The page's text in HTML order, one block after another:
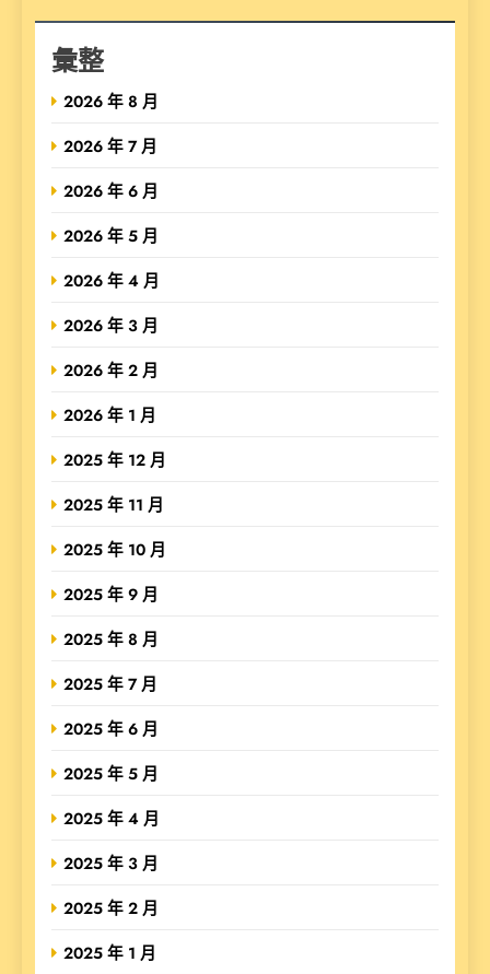
彙整
2026 年 8 月
2026 年 7 月
2026 年 6 月
2026 年 5 月
2026 年 4 月
2026 年 3 月
2026 年 2 月
2026 年 1 月
2025 年 12 月
2025 年 11 月
2025 年 10 月
2025 年 9 月
2025 年 8 月
2025 年 7 月
2025 年 6 月
2025 年 5 月
2025 年 4 月
2025 年 3 月
2025 年 2 月
2025 年 1 月